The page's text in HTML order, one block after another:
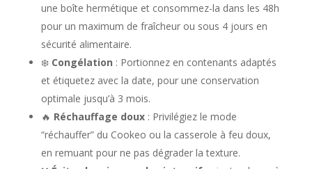
une boîte hermétique et consommez-la dans les 48h
pour un maximum de fraîcheur ou sous 4 jours en
sécurité alimentaire.
❄️ Congélation : Portionnez en contenants adaptés
et étiquetez avec la date, pour une conservation
optimale jusqu’à 3 mois.
🔥 Réchauffage doux: Privilégiez le mode
“réchauffer” du Cookeo ou la casserole à feu doux,
en remuant pour ne pas dégrader la texture.